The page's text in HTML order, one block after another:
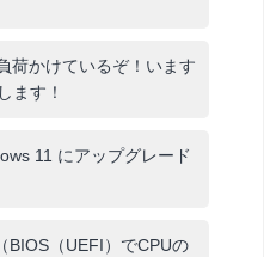
荷かけているぞ！います
ます！
11 にアップグレード
BIOS（UEFI）でCPUの